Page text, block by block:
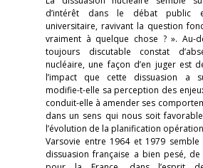
d’intérêt dans le débat public
universitaire, ravivant la question
vraiment à quelque chose ? ». Au-
toujours discutable constat
nucléaire, une façon d’en juger est
l’impact que cette dissuasion a
modifie-t-elle sa perception des
conduit-elle à amender ses
dans un sens qui nous soit
l’évolution de la planification
Varsovie entre 1964 et 1979
dissuasion française a bien pesé,